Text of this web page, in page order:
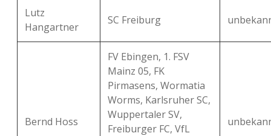
Lutz
Hangartner
SC Freiburg
Bernd Hoss
FV Ebingen, 1. FSV
Mainz 05, FK
Pirmasens, Wormatia
Worms, Karlsruher SC,
Wuppertaler SV,
Freiburger FC, VfL